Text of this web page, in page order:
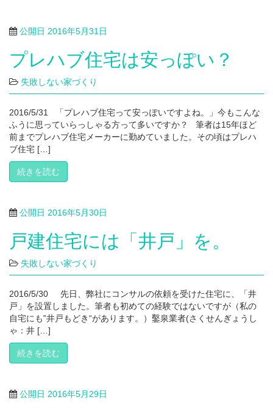
公開日 2016年5月31日
プレハブ住宅は安っぽい？
失敗しない家づくり
2016/5/31 「プレハブ住宅って安っぽいですよね。」今もこんな
ふうに思っていらっしゃる方って多いですか？ 筆者は15年ほど
前までプレハブ住宅メーカーに勤めていました。その頃はプレハ
ブ住宅 […]
続きを読む
公開日 2016年5月30日
戸建住宅には「井戸」を。
失敗しない家づくり
2016/5/30 先日、弊社にコンサルの依頼を受けた住宅に、「井
戸」を設置しました。筆者も初めての経験ではないですが（私の
自宅にも‟井戸もどき“があります。）鑿泉業者(さくせんぎょうし
ゃ：井 […]
続きを読む
公開日 2016年5月29日